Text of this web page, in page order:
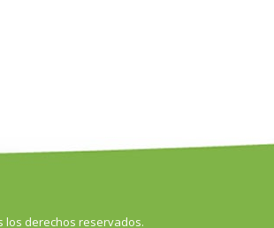
los derechos reservados.